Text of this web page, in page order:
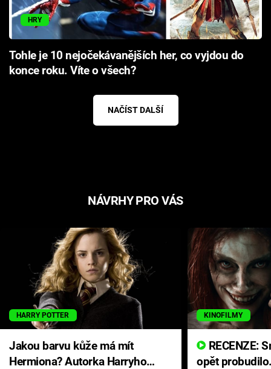
HRY
Tohle je 10 nejočekávanějších her, co vyjdou do
konce roku. Víte o všech?
NAČÍST DALŠÍ
NÁVRHY PRO VÁS
HARRY POTTER
Jakou barvu kůže má mít
Hermiona? Autorka Harryho
KINOFILMY
opět